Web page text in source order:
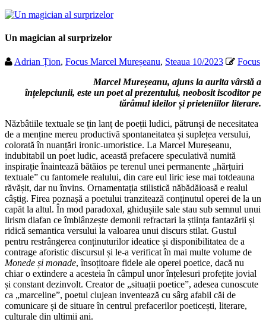
Un magician al surprizelor
Adrian Țion, Focus Marcel Mureșeanu, Steaua 10/2023
Focus
Marcel Mureșeanu, ajuns la aurita vârstă a
înțelepciunii, este un poet al prezentului, neobosit iscoditor pe
tărâmul ideilor și prieteniilor literare.
Năzbâtiile textuale se țin lanț de poeții ludici, pătrunși de necesitatea
de a menține mereu productivă spontaneitatea și suplețea versului,
colorată în nuanțări ironic-umoristice. La Marcel Mureșeanu,
indubitabil un poet ludic, această prefacere speculativă numită
inspirație înaintează bătăios pe terenul unei permanente „hărțuiri
textuale” cu fantomele realului, din care eul liric iese mai totdeauna
răvășit, dar nu învins. Ornamentația stilistică năbădăioasă e realul
câștig. Firea poznașă a poetului tranzitează conținutul operei de la un
capăt la altul. În mod paradoxal, ghidușiile sale stau sub semnul unui
lirism diafan ce îmblânzește demonii refractari la știința fantazării și
ridică semantica versului la valoarea unui discurs stilat. Gustul
pentru restrângerea conținuturilor ideatice și disponibilitatea de a
contrage aforistic discursul și le-a verificat în mai multe volume de
Monede și monade, însoțitoare fidele ale operei poetice, dacă nu
chiar o extindere a acesteia în câmpul unor înțelesuri profețite jovial
și constant dezinvolt. Creator de „situații poetice”, adesea cunoscute
ca „marceline”, poetul clujean inventează cu sârg afabil căi de
comunicare și de situare în centrul prefacerilor poeticești, literare,
culturale din ultimii ani.